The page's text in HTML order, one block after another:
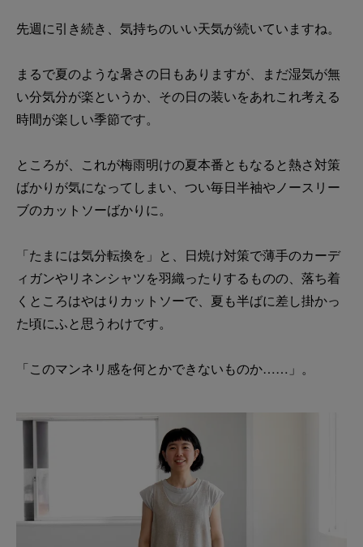
先週に引き続き、気持ちのいい天気が続いていますね。
まるで夏のような暑さの日もありますが、まだ湿気が無
い分気分が楽というか、その日の装いをあれこれ考える
時間が楽しい季節です。
ところが、これが梅雨明けの夏本番ともなると熱さ対策
ばかりが気になってしまい、つい毎日半袖やノースリー
ブのカットソーばかりに。
「たまには気分転換を」と、日焼け対策で薄手のカーデ
ィガンやリネンシャツを羽織ったりするものの、落ち着
くところはやはりカットソーで、夏も半ばに差し掛かっ
た頃にふと思うわけです。
「このマンネリ感を何とかできないものか……」。